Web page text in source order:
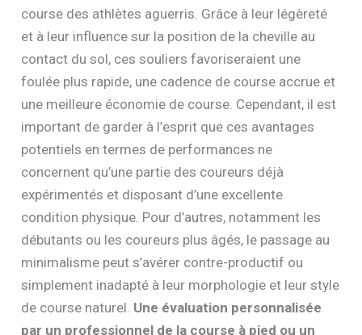
course des athlètes aguerris. Grâce à leur légèreté
et à leur influence sur la position de la cheville au
contact du sol, ces souliers favoriseraient une
foulée plus rapide, une cadence de course accrue et
une meilleure économie de course. Cependant, il est
important de garder à l’esprit que ces avantages
potentiels en termes de performances ne
concernent qu’une partie des coureurs déjà
expérimentés et disposant d’une excellente
condition physique. Pour d’autres, notamment les
débutants ou les coureurs plus âgés, le passage au
minimalisme peut s’avérer contre-productif ou
simplement inadapté à leur morphologie et leur style
de course naturel. Une évaluation personnalisée
par un professionnel de la course à pied ou un